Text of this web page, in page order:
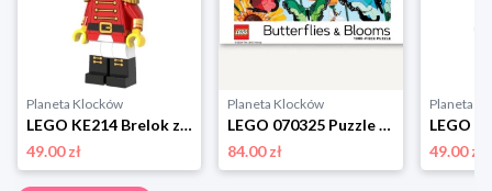
Planeta Klocków
LEGO KE214 Brelok z latarką Dziadek do orzechów Lego
49.00 zł
Planeta Klocków
LEGO 070325 Puzzle Butterflies & Blooms (1000 elementów) Lego
84.00 zł
Planeta
49.00 zł